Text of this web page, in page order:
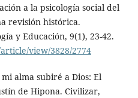
a la psicología social del
revisión histórica.
y Educación, 9(1), 23-42.
view/3828/2774
alma subiré a Dios: El
de Hipona. Civilizar,